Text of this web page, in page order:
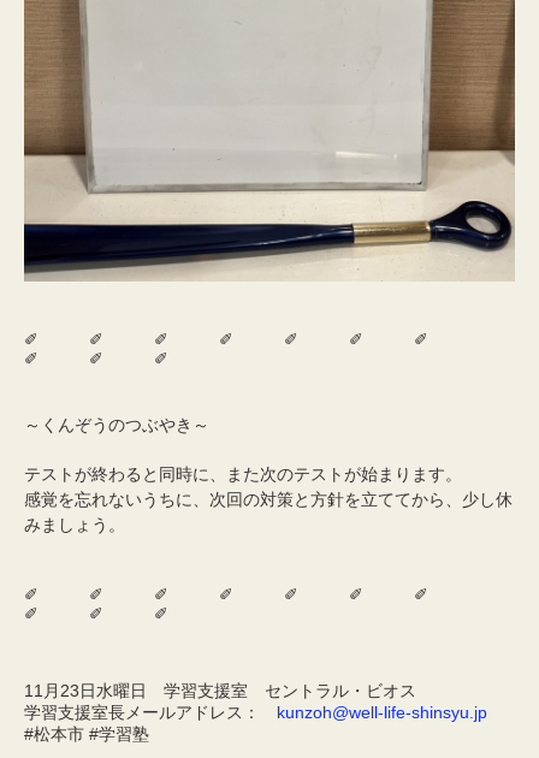
✐ ✐ ✐ ✐ ✐ ✐ ✐
✐ ✐ ✐
～くんぞうのつぶやき～
テストが終わると同時に、また次のテストが始まります。
感覚を忘れないうちに、次回の対策と方針を立ててから、少し休
みましょう。
✐ ✐ ✐ ✐ ✐ ✐ ✐
✐ ✐ ✐
11月23日水曜日 学習支援室 セントラル・ビオス
学習支援室長メールアドレス： kunzoh@well-life-shinsyu.jp
#松本市 #学習塾